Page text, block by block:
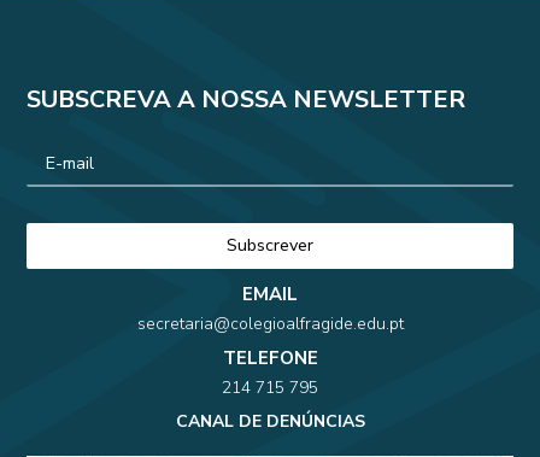
SUBSCREVA A NOSSA NEWSLETTER
EMAIL
secretaria@colegioalfragide.edu.pt
TELEFONE
214 715 795
CANAL DE DENÚNCIAS